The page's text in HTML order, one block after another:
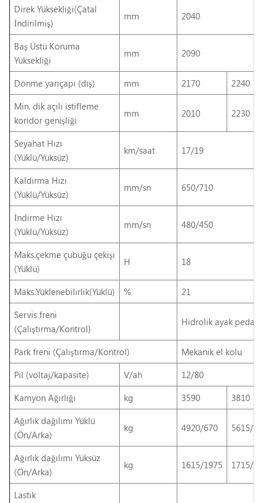
Direk Yüksekliği(Çatal
İndirilmiş)
mm 2040
Baş Üstü Koruma
Yüksekliği
mm 2090
Dönme yarıçapı (dış) mm 2170
2240
Min. dik açılı istifleme
koridor genişliği
mm 2010 2230
Seyahat Hızı
(Yüklü/Yüksüz)
km/saat 17/19
Kaldırma Hızı
(Yüklü/Yüksüz)
mm/sn 650/710
İndirme Hızı
(Yüklü/Yüksüz)
mm/sn 480/450
Maks.çekme çubuğu çekişi
(Yüklü)
H 18
Maks.Yüklenebilirlik(Yüklü) %
21
Servis freni
(Çalıştırma/Kontrol)
Hidrolik ayak pedalı
Park freni (Çalıştırma/Kontrol)
Mekanik el kolu
Pil (voltaj/kapasite)
V/ah
12/80
Kamyon Ağırlığı
kg 3590
3810
Ağırlık dağılımı Yüklü
(Ön/Arka)
kg 4920/670 5615/
Ağırlık dağılımı Yüksüz
(Ön/Arka)
kg 1615/1975 1715/
Lastik